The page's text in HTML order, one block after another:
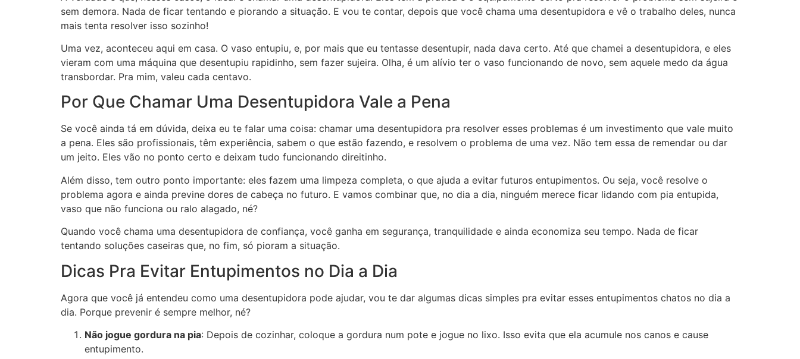
sem demora. Nada de ficar tentando e piorando a situação. E vou te contar, depois que você chama uma desentupidora e vê o trabalho deles, nunca
mais tenta resolver isso sozinho!
Uma vez, aconteceu aqui em casa. O vaso entupiu, e, por mais que eu tentasse desentupir, nada dava certo. Até que chamei a desentupidora, e eles
vieram com uma máquina que desentupiu rapidinho, sem fazer sujeira. Olha, é um alívio ter o vaso funcionando de novo, sem aquele medo da água
transbordar. Pra mim, valeu cada centavo.
Por Que Chamar Uma Desentupidora Vale a Pena
Se você ainda tá em dúvida, deixa eu te falar uma coisa: chamar uma desentupidora pra resolver esses problemas é um investimento que vale muito
a pena. Eles são profissionais, têm experiência, sabem o que estão fazendo, e resolvem o problema de uma vez. Não tem essa de remendar ou dar
um jeito. Eles vão no ponto certo e deixam tudo funcionando direitinho.
Além disso, tem outro ponto importante: eles fazem uma limpeza completa, o que ajuda a evitar futuros entupimentos. Ou seja, você resolve o
problema agora e ainda previne dores de cabeça no futuro. E vamos combinar que, no dia a dia, ninguém merece ficar lidando com pia entupida,
vaso que não funciona ou ralo alagado, né?
Quando você chama uma desentupidora de confiança, você ganha em segurança, tranquilidade e ainda economiza seu tempo. Nada de ficar
tentando soluções caseiras que, no fim, só pioram a situação.
Dicas Pra Evitar Entupimentos no Dia a Dia
Agora que você já entendeu como uma desentupidora pode ajudar, vou te dar algumas dicas simples pra evitar esses entupimentos chatos no dia a
dia. Porque prevenir é sempre melhor, né?
Não jogue gordura na pia: Depois de cozinhar, coloque a gordura num pote e jogue no lixo. Isso evita que ela acumule nos canos e cause
entupimento.